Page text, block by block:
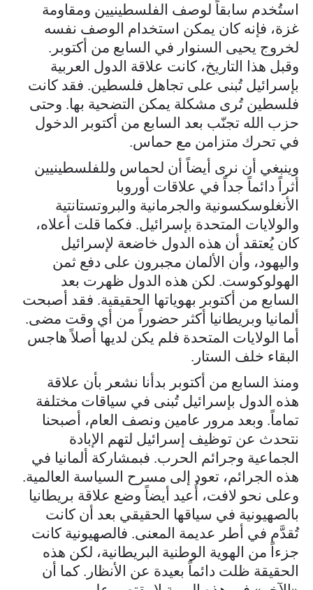
استُخدم سابقاً لوصف الفلسطينيين ومقاومة
غزة، فإنه كان يمكن استخدام الوصف نفسه
لخروج يحيى السنوار في السابع من أكتوبر.
وقبل هذا التاريخ، كانت علاقة الدول العربية
بإسرائيل تُبنى على تجاهل فلسطين. فقد كانت
فلسطين تُرى مشكلة يمكن التضحية بها. وحتى
حزب الله تجنّب بعد السابع من أكتوبر الدخول
في تحرك متزامن مع حماس.
وينبغي أن نرى أيضاً أن لحماس وللفلسطينيين
أثراً دائماً جداً في علاقات أوروبا
الأنغلوسكسونية والجرمانية والبروتستانتية
والولايات المتحدة بإسرائيل. فكما قلت أعلاه،
كان يُعتقد أن هذه الدول خاضعة لإسرائيل
واليهود، وأن الألمان مجبرون على دفع ثمن
الهولوكوست. لكن هذه الدول ظهرت بعد
السابع من أكتوبر بهوياتها الحقيقية. فقد أصبحت
ألمانيا وبريطانيا أكثر حضوراً من أي وقت مضى.
أما الولايات المتحدة فلم يكن لديها أصلاً هاجس
البقاء خلف الستار.
ومنذ السابع من أكتوبر بدأنا نشعر بأن علاقة
هذه الدول بإسرائيل تُبنى في سياقات مختلفة
تماماً. وبعد مرور عامين ونصف العام، أصبحنا
نتحدث عن توظيف إسرائيل لتهم الإبادة
الجماعية وجرائم الحرب. فبمشاركة ألمانيا في
هذه الجرائم، تعود إلى مسرح السياسة العالمية.
وعلى نحو لافت، أُعيد أيضاً وضع علاقة بريطانيا
بالصهيونية في سياقها الحقيقي بعد أن كانت
تُقدَّم في أطر عديمة المعنى. فالصهيونية كانت
جزءاً من الهوية الوطنية البريطانية، لكن هذه
الحقيقة ظلت دائماً بعيدة عن الأنظار. كما أن